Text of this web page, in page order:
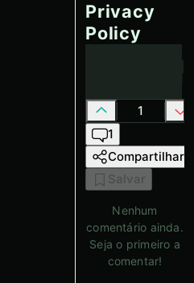
Privacy
Policy
1
1
Compartilhar
Salvar
Nenhum
comentário ainda.
Seja o primeiro a
comentar!